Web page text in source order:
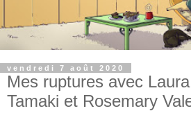
vendredi 7 août 2020
Mes ruptures avec
Tamaki et Rosemary